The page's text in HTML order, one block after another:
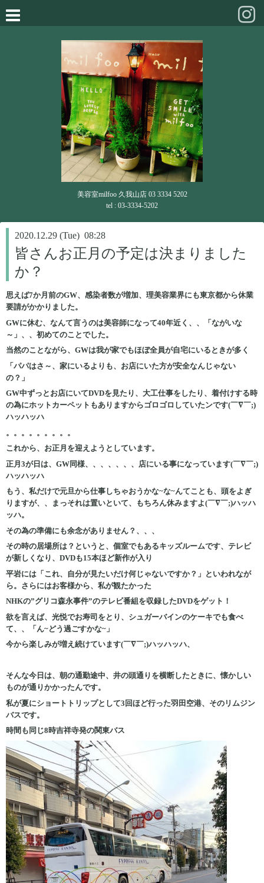
美容室milfoo 久我山店 03 3334 5202
tel : 03-3334-5202
2020.12.29 (Tue) 08:28
皆さんお正月の予定は決まりました
か？
思えば7か月前のGW、感染者数が増加、理美容業界にも東京都から休業
要請がかかりました。
GWに休む、なんて言うのは美容師になって40年近く、、「ながいな
～」、、初めてのことでした。
当然のことながら、GWは我が家でもほぼ全員が自宅にいるときが多く
「パパはさ～、家にいるよりも、お店にいた方が安全なんじゃない
の？」
GW中ずっとお店にいてDVDを見たり、大工仕事をしたり、着付けする時
の為にホットカーペットもありますからゴロゴロしていたンです(￣∇￣;)
ハッハッハ
。。。。。。。。。
これから、お正月を迎えようとしています。
正月3が日は、GW同様、、、、、、、店にいる事になっています(￣∇￣;)
ハッハッハ
もう、私だけで元旦から仕事しちゃおうかな~な~んてことも、頭をよぎ
りますが、、まっそれは置いといて、もちろん休みますよ(￣∇￣;)ハッハ
ッハ。
その為の準備にも余念がありません？、、、
その時の居場所は？というと、個室でもあるキッズルームです、テレビ
が新しくなり、DVDも15本ほど新作が入り
平岩には「これ、自分が見たいだけ何じゃないですか？」といわれなが
ら。さらにはお客様から、私が観たかった
NHKの”グリコ森永事件”のテレビ番組を収録したDVDをゲット！
欲を言えば、光悦でお寿司をとり、シュガーバインのケーキでも食べ
て、、「ん~どう過ごすかな~」
今から楽しみが増え続けています(￣∇￣;)ハッハッハ、
そんな今日は、朝の通勤途中、井の頭通りを横断したときに、懐かしい
ものが通りかかったんです。
私が夏にショートトリップとして3回ほど行った羽田空港、そのリムジン
バスです。
時間も同じ8時吉祥寺発の関東バス